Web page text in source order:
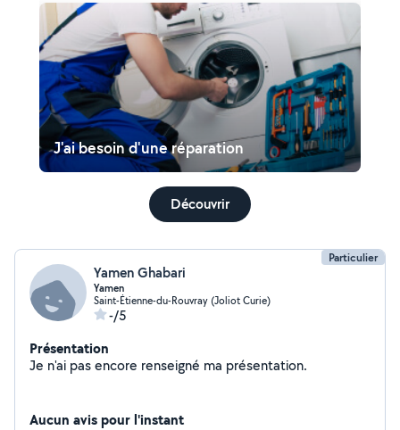
J'ai besoin d'une réparation
Découvrir
Particulier
Yamen Ghabari
Yamen
Saint-Étienne-du-Rouvray (Joliot Curie)
-/5
Présentation
Je n'ai pas encore renseigné ma présentation.
Aucun avis pour l'instant